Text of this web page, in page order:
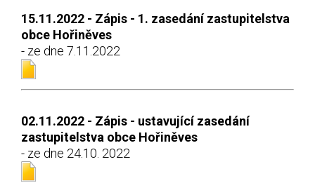
15.11.2022 - Zápis - 1. zasedání zastupitelstva
obce Hořiněves
- ze dne 7.11.2022
02.11.2022 - Zápis - ustavující zasedání
zastupitelstva obce Hořiněves
- ze dne 24.10. 2022